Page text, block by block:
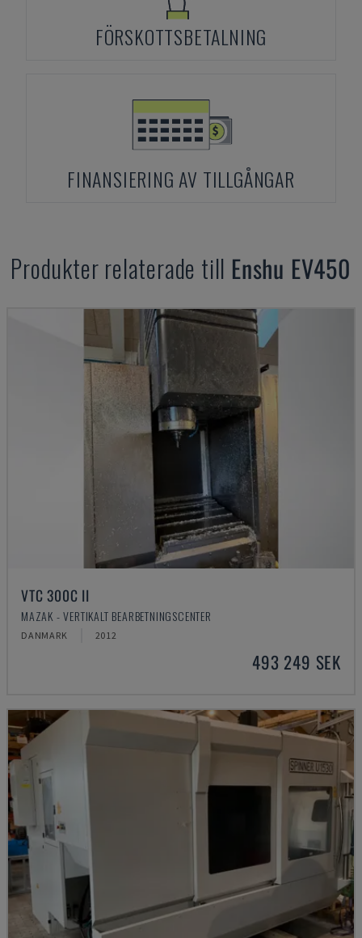
FÖRSKOTTSBETALNING
FINANSIERING AV TILLGÅNGAR
Produkter relaterade till Enshu EV450
VTC 300C II
MAZAK - VERTIKALT BEARBETNINGSCENTER
DANMARK 2012
493 249 SEK